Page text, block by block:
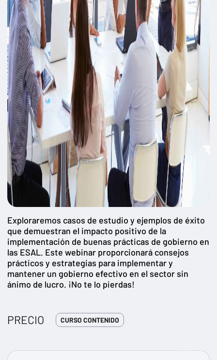
Exploraremos casos de estudio y ejemplos de éxito
que demuestran el impacto positivo de la
implementación de buenas prácticas de gobierno en
las ESAL. Este webinar proporcionará consejos
prácticos y estrategias para implementar y
mantener un gobierno efectivo en el sector sin
ánimo de lucro. ¡No te lo pierdas!
PRECIO CURSO CONTENIDO